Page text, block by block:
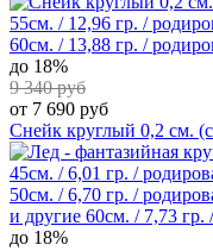
55см. / 12,96 гр. /
60см. / 13,88 гр. /
до 18%
9 340 руб
от 7 690 руб
Снейк круглый 0,2 см.
45см. / 6,01 гр. /
50см. / 6,70 гр. /
и другие 60см. / 7,73 гр.
до 18%